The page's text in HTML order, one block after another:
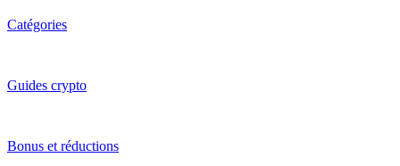
Catégories
Guides crypto
Bonus et réductions